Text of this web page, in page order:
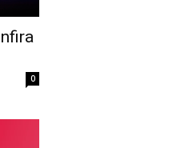
0